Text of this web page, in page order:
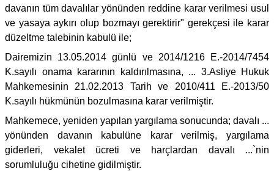
davanın tüm davalılar yönünden reddine karar verilmesi usul
ve yasaya aykırı olup bozmayı gerektirir" gerekçesi ile karar
düzeltme talebinin kabulü ile;
Dairemizin 13.05.2014 günlü ve 2014/1216 E.-2014/7454
K.sayılı onama kararının kaldırılmasına, ... 3.Asliye Hukuk
Mahkemesinin 21.02.2013 Tarih ve 2010/411 E.-2013/50
K.sayılı hükmünün bozulmasına karar verilmiştir.
Mahkemece, yeniden yapılan yargılama sonucunda; davalı ...
yönünden davanın kabulüne karar verilmiş, yargılama
giderleri, vekalet ücreti ve harçlardan davalı ...`nin
sorumluluğu cihetine gidilmiştir.